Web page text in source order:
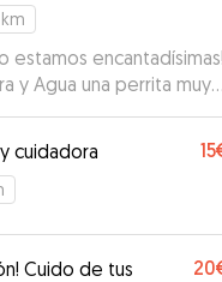
estamos encantadísimas!
y Agua una perrita muy
genial a que le
muy bien cuidada y
de darle muchos
la montaña. Por otro lado,
Me ha
los días y me ha
cuidadora
Cuido de tus